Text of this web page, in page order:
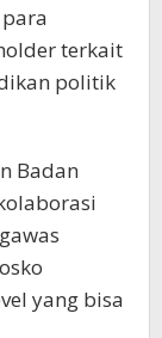
terkait
politik
Badan
yang bisa